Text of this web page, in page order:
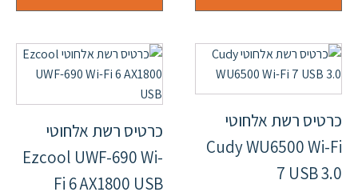
כרטיס רשת אלחוטי
Cudy WU6500 Wi-Fi
7 USB 3.0
כרטיס רשת אלחוטי
Ezcool UWF-690 Wi-
Fi 6 AX1800 USB